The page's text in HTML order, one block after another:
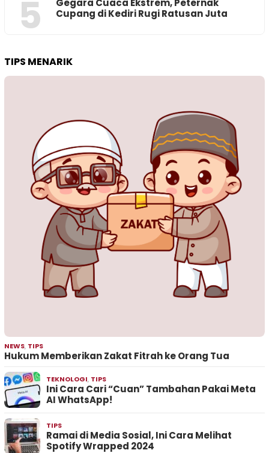
5
‎Gegara Cuaca Ekstrem, Peternak
Cupang di Kediri Rugi Ratusan Juta
TIPS MENARIK
NEWS, TIPS
Hukum Memberikan Zakat Fitrah ke Orang Tua
TEKNOLOGI, TIPS
Ini Cara Cari “Cuan” Tambahan Pakai Meta
AI WhatsApp!
TIPS
Ramai di Media Sosial, Ini Cara Melihat
Spotify Wrapped 2024